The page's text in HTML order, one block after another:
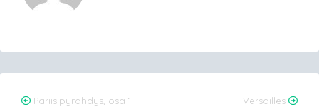
Pariisipyrähdys, osa 1 Versailles